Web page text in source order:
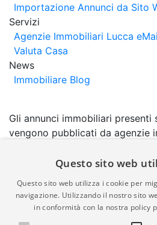
Importazione Annunci da Sito
Servizi
Agenzie Immobiliari Lucca
Valuta Casa
News
Immobiliare Blog
Gli annunci immobiliari presenti
vengono pubblicati da agenzie
comporta l'approvazione o
garanzia da parte di
quindi non è responsabile della
correttezza, della completezza,
Questo sito web
Questo sito web utilizza i cookie per
navigazione. Utilizzando il nostro sito
in conformità con la nostra policy